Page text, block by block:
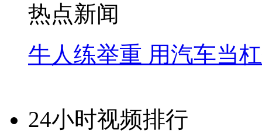
热点新闻
牛人练举重 用汽车当
24小时视频排行